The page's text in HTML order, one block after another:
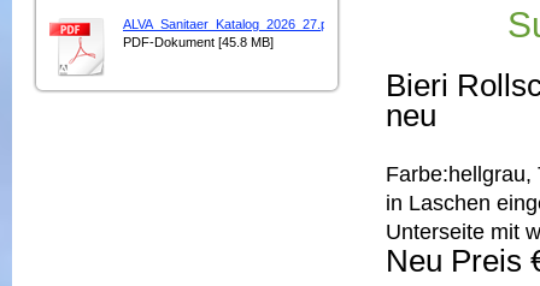
ALVA_Sanitaer_Katalog_2026_27.pdf
PDF-Dokument [45.8 MB]
Bieri
neu
Farbe:hellgrau,
in Laschen
Unterseite mit
Neu Preis